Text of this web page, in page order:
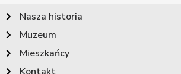
Nasza historia
Muzeum
Mieszkańcy